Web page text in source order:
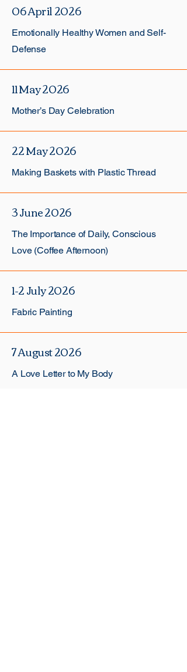
06 April 2026
Emotionally Healthy Women and Self-
Defense
11 May 2026
Mother’s Day Celebration
22 May 2026
Making Baskets with Plastic Thread
3 June 2026
The Importance of Daily, Conscious
Love (Coffee Afternoon)
1-2 July 2026
Fabric Painting
7 August 2026
A Love Letter to My Body